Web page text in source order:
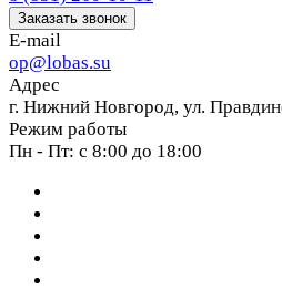
Заказать звонок
E-mail
op@lobas.su
Адрес
г. Нижний Новгород, ул.
Режим работы
Пн - Пт: с 8:00 до 18:00